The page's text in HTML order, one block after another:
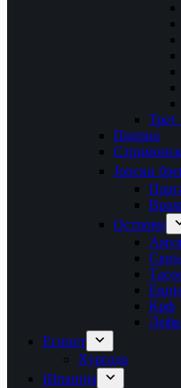
Трет
Пиериа
Јонски
Острови
Евија
Крф
Египет
Хургада
Шпанија